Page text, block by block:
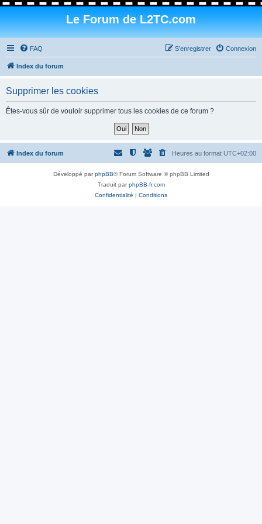
Le Forum de L2TC.com
FAQ Connexion
S’enregistrer
Index du forum
Supprimer les cookies
Êtes-vous sûr de vouloir supprimer tous les cookies de ce forum ?
Index du forum Heures au format UTC+02:00
Développé parphpBB® Forum Software © phpBB Limited
Traduit parphpBB-fr.com
Confidentialité | Conditions